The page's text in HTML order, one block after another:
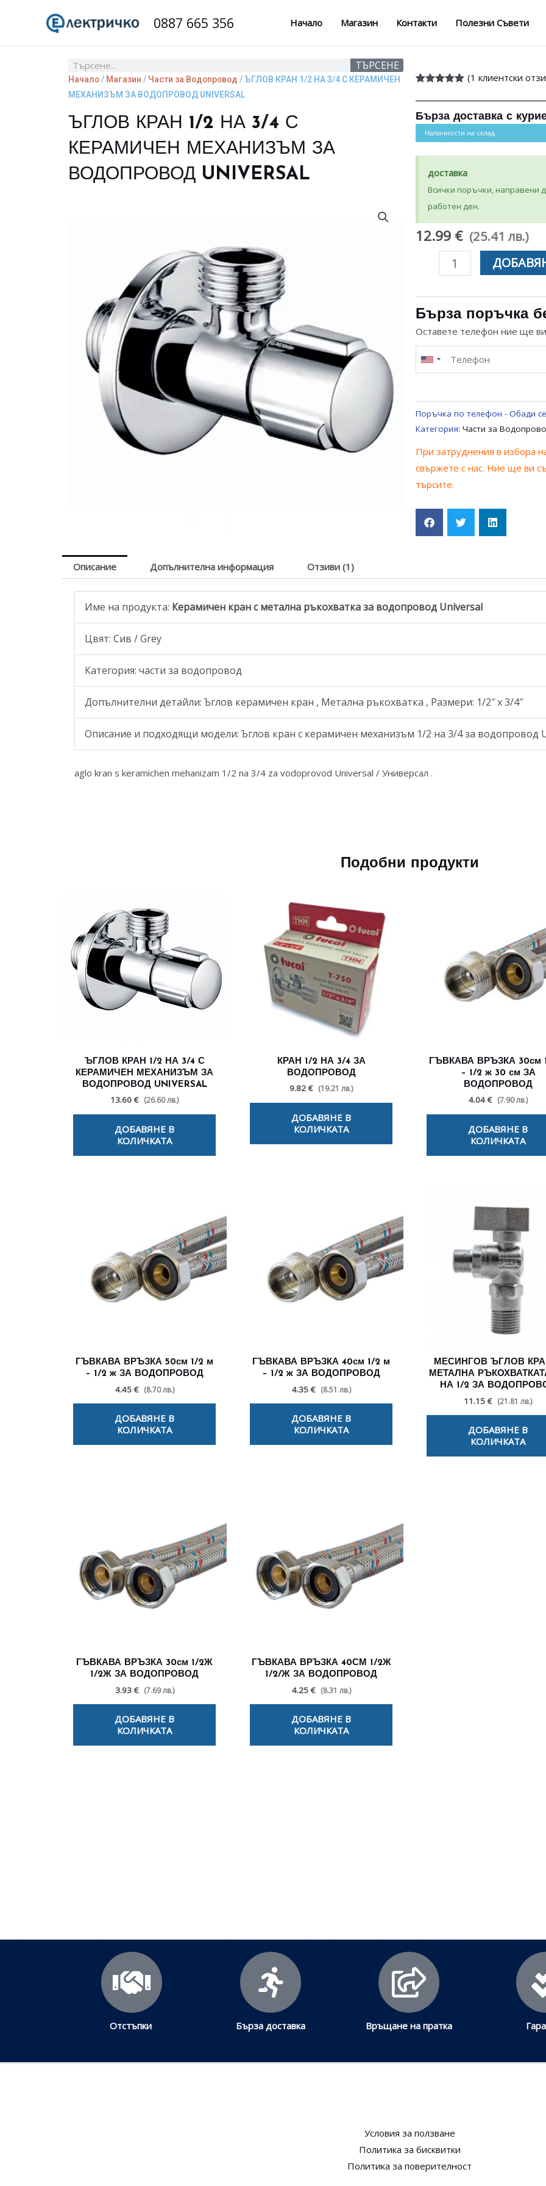
0887 665 356 Начало Магазин Контакти Полезни Съвети
Search ТЪРСЕНЕ
Начало/ Магазин / Части за Водопровод / ЪГЛОВ КРАН 1/2 НА 3/4 С КЕРАМИЧЕН
МЕХАНИЗЪМ ЗА ВОДОПРОВОД UNIVERSAL
ЪГЛОВ КРАН 1/2 НА 3/4 С
КЕРАМИЧЕН МЕХАНИЗЪМ ЗА
ВОДОПРОВОД UNIVERSAL
от 5,
потребителски
(1 клиентски
Бърза доставка с
Наличности на склад
доставка
Всички поръчки, направени
работен ден.
12.99 € (25.41 лв.)
количество
КРАН
3/4
С
UNIVERSAL
Бърза поръчка
Оставете телефон ние ще
Поръчка по телефон - Обади
Категория: Части за
При затруднения в избора
свържете с нас. Ние ще ви
търсите.
Описание Допълнителна информация Отзиви (1)
Име на продукта: Керамичен кран с метална ръкохватказа водопровод Universal
Цвят: Сив / Grey
Категория: части за водопровод
Допълнителни детайли: Ъглов керамичен кран , Метална ръкохватка , Размери: 1/2″ х 3/4″
Описание и подходящи модели: Ъглов кран с керамичен механизъм 1/2 на 3/4 за водопровод
aglo kran s keramichen mehanizam 1/2 na 3/4 za vodoprovod Universal / Универсал .
Подобни продукти
ЪГЛОВ КРАН 1/2 НА 3/4 С
КЕРАМИЧЕН МЕХАНИЗЪМ ЗА
ВОДОПРОВОД UNIVERSAL
13.60 € (26.60 лв.)
ДОБАВЯНЕ В
КОЛИЧКАТА
КРАН 1/2 НА 3/4 ЗА
ВОДОПРОВОД
9.82 € (19.21 лв.)
ДОБАВЯНЕ В
КОЛИЧКАТА
ГЪВКАВА ВРЪЗКА 30см
– 1/2 ж 30 см ЗА
ВОДОПРОВОД
4.04 € (7.90 лв.)
ДОБАВЯНЕ В
КОЛИЧКАТА
ГЪВКАВА ВРЪЗКА 50см 1/2 м
– 1/2 ж ЗА ВОДОПРОВОД
4.45 € (8.70 лв.)
ДОБАВЯНЕ В
КОЛИЧКАТА
ГЪВКАВА ВРЪЗКА 40см 1/2 м
– 1/2 ж ЗА ВОДОПРОВОД
4.35 € (8.51 лв.)
ДОБАВЯНЕ В
КОЛИЧКАТА
МЕСИНГОВ ЪГЛОВ
МЕТАЛНА
НА 1/2 ЗА
11.15 € (21.81 лв.)
ДОБАВЯНЕ В
КОЛИЧКАТА
ГЪВКАВА ВРЪЗКА 30см 1/2Ж
1/2Ж ЗА ВОДОПРОВОД
3.93 € (7.69 лв.)
ДОБАВЯНЕ В
КОЛИЧКАТА
ГЪВКАВА ВРЪЗКА 40СМ 1/2Ж
1/2/Ж ЗА ВОДОПРОВОД
4.25 € (8.31 лв.)
ДОБАВЯНЕ В
КОЛИЧКАТА
Отстъпки Бърза доставка Връщане на пратка
Условия за ползване​
Политика за бисквитки​
Политика за поверителност​